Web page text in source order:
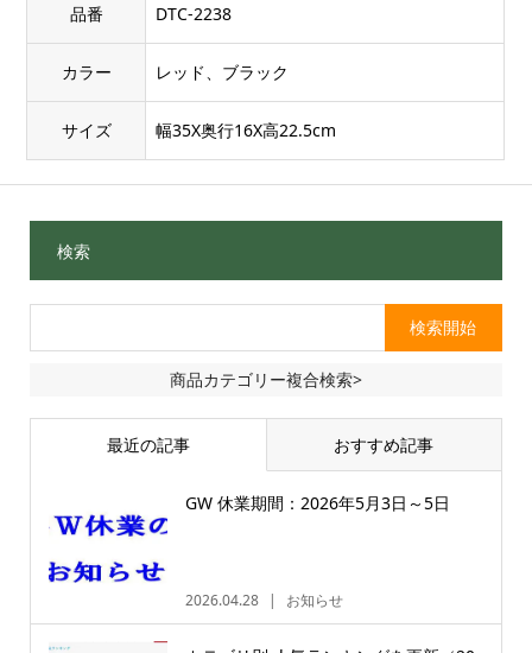
品番 DTC-2238
カラー レッド、ブラック
サイズ 幅35X奥行16X高22.5cm
検索
商品カテゴリー複合検索>
最近の記事 おすすめ記事
GW 休業期間：2026年5月3日～5日
2026.04.28 お知らせ